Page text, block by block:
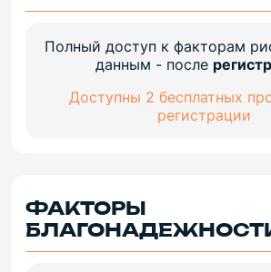
Полный доступ к факторам
данным - после
Доступны 2 бесплатных
регистрации
ФАКТОРЫ